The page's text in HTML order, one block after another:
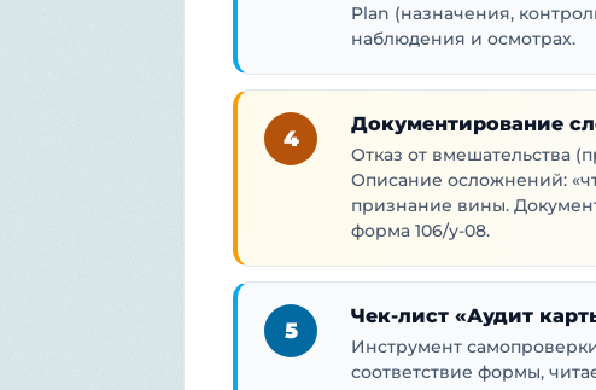
Plan (назначения,
наблюдения и осмотрах.
4
Документирование
Отказ от вмешательства
Описание осложнений:
признание вины.
форма 106/у-08.
5
Чек-лист «Аудит
Инструмент
соответствие формы,